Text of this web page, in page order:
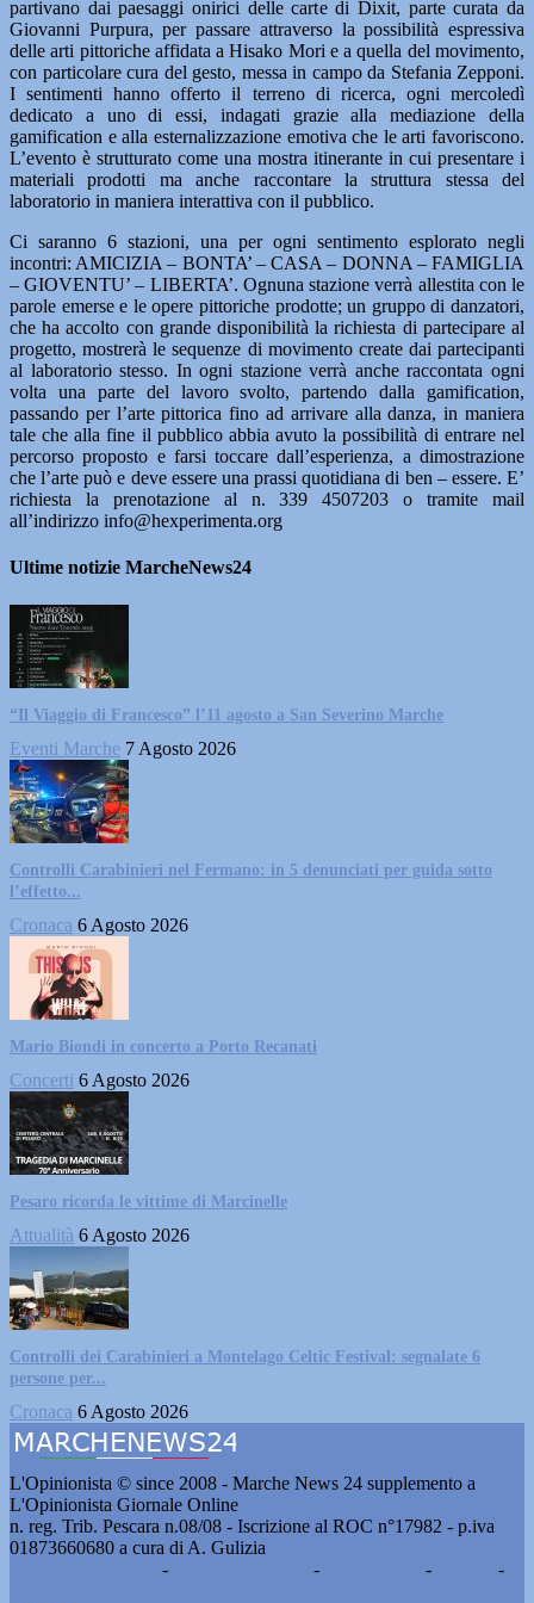
partivano dai paesaggi onirici delle carte di Dixit, parte curata da
Giovanni Purpura, per passare attraverso la possibilità espressiva
delle arti pittoriche affidata a Hisako Mori e a quella del movimento,
con particolare cura del gesto, messa in campo da Stefania Zepponi.
I sentimenti hanno offerto il terreno di ricerca, ogni mercoledì
dedicato a uno di essi, indagati grazie alla mediazione della
gamification e alla esternalizzazione emotiva che le arti favoriscono.
L’evento è strutturato come una mostra itinerante in cui presentare i
materiali prodotti ma anche raccontare la struttura stessa del
laboratorio in maniera interattiva con il pubblico.
Ci saranno 6 stazioni, una per ogni sentimento esplorato negli
incontri: AMICIZIA – BONTA’ – CASA – DONNA – FAMIGLIA
– GIOVENTU’ – LIBERTA’. Ognuna stazione verrà allestita con le
parole emerse e le opere pittoriche prodotte; un gruppo di danzatori,
che ha accolto con grande disponibilità la richiesta di partecipare al
progetto, mostrerà le sequenze di movimento create dai partecipanti
al laboratorio stesso. In ogni stazione verrà anche raccontata ogni
volta una parte del lavoro svolto, partendo dalla gamification,
passando per l’arte pittorica fino ad arrivare alla danza, in maniera
tale che alla fine il pubblico abbia avuto la possibilità di entrare nel
percorso proposto e farsi toccare dall’esperienza, a dimostrazione
che l’arte può e deve essere una prassi quotidiana di ben – essere. E’
richiesta la prenotazione al n. 339 4507203 o tramite mail
all’indirizzo info@hexperimenta.org
Ultime notizie MarcheNews24
“Il Viaggio di Francesco” l’11 agosto a San Severino Marche
Eventi Marche 7 Agosto 2026
Controlli Carabinieri nel Fermano: in 5 denunciati per guida sotto
l’effetto...
Cronaca 6 Agosto 2026
Mario Biondi in concerto a Porto Recanati
Concerti 6 Agosto 2026
Pesaro ricorda le vittime di Marcinelle
Attualità 6 Agosto 2026
Controlli dei Carabinieri a Montelago Celtic Festival: segnalate 6
persone per...
Cronaca 6 Agosto 2026
L'Opinionista © since 2008 - Marche News 24 supplemento a
L'Opinionista Giornale Online
n. reg. Trib. Pescara n.08/08 - Iscrizione al ROC n°17982 - p.iva
01873660680 a cura di A. Gulizia
- - -
-